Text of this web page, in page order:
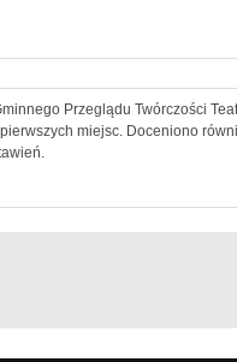
Przeglądu Twórczości
miejsc. Doceniono